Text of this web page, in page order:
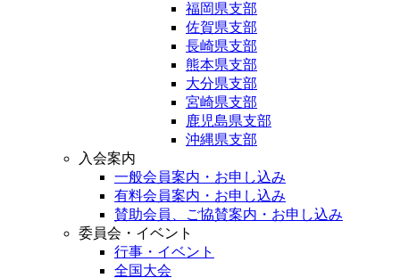
福岡県支部
佐賀県支部
長崎県支部
熊本県支部
大分県支部
宮崎県支部
鹿児島県支部
沖縄県支部
入会案内
一般会員案内・お申し込み
有料会員案内・お申し込み
賛助会員、ご協賛案内・お申し込み
委員会・イベント
行事・イベント
全国大会